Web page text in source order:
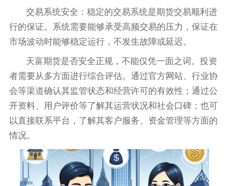
交易系统安全：稳定的交易系统是期货交易顺利进
行的保证。系统需要能够承受高频交易的压力，保证在
市场波动时能够稳定运行，不发生故障或延迟。
天富期货是否安全正规，不能仅凭一面之词。投资
者需要从多方面进行综合评估。通过官方网站、行业协
会等渠道确认其监管状态和经营许可的有效性；通过公
开资料、用户评价等了解其运营状况和社会口碑；也可
以直接联系平台，了解其客户服务、资金管理等方面的
情况。